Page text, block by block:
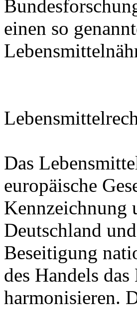
einen so
Das
europäische
Kennzeichnung
Deutschland
Beseitigung
des Handels
harmonisieren.